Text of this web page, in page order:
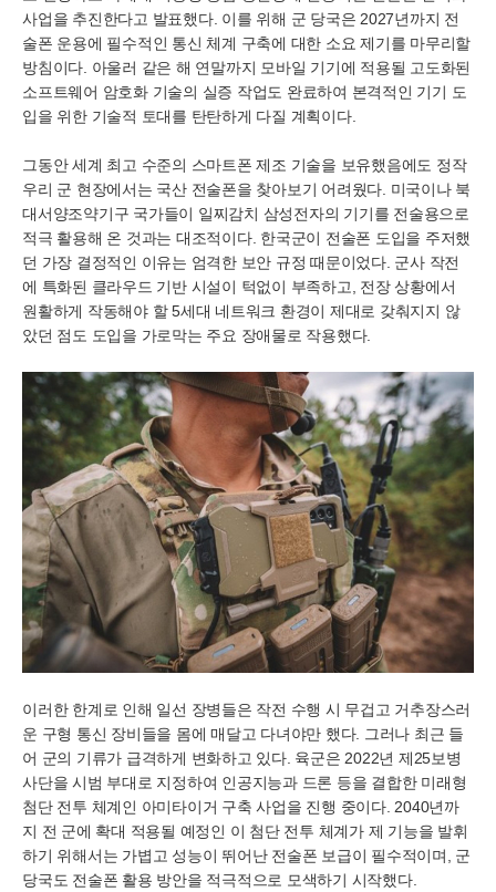
사업을 추진한다고 발표했다. 이를 위해 군 당국은 2027년까지 전
술폰 운용에 필수적인 통신 체계 구축에 대한 소요 제기를 마무리할
방침이다. 아울러 같은 해 연말까지 모바일 기기에 적용될 고도화된
소프트웨어 암호화 기술의 실증 작업도 완료하여 본격적인 기기 도
입을 위한 기술적 토대를 탄탄하게 다질 계획이다.
그동안 세계 최고 수준의 스마트폰 제조 기술을 보유했음에도 정작
우리 군 현장에서는 국산 전술폰을 찾아보기 어려웠다. 미국이나 북
대서양조약기구 국가들이 일찌감치 삼성전자의 기기를 전술용으로
적극 활용해 온 것과는 대조적이다. 한국군이 전술폰 도입을 주저했
던 가장 결정적인 이유는 엄격한 보안 규정 때문이었다. 군사 작전
에 특화된 클라우드 기반 시설이 턱없이 부족하고, 전장 상황에서
원활하게 작동해야 할 5세대 네트워크 환경이 제대로 갖춰지지 않
았던 점도 도입을 가로막는 주요 장애물로 작용했다.
이러한 한계로 인해 일선 장병들은 작전 수행 시 무겁고 거추장스러
운 구형 통신 장비들을 몸에 매달고 다녀야만 했다. 그러나 최근 들
어 군의 기류가 급격하게 변화하고 있다. 육군은 2022년 제25보병
사단을 시범 부대로 지정하여 인공지능과 드론 등을 결합한 미래형
첨단 전투 체계인 아미타이거 구축 사업을 진행 중이다. 2040년까
지 전 군에 확대 적용될 예정인 이 첨단 전투 체계가 제 기능을 발휘
하기 위해서는 가볍고 성능이 뛰어난 전술폰 보급이 필수적이며, 군
당국도 전술폰 활용 방안을 적극적으로 모색하기 시작했다.